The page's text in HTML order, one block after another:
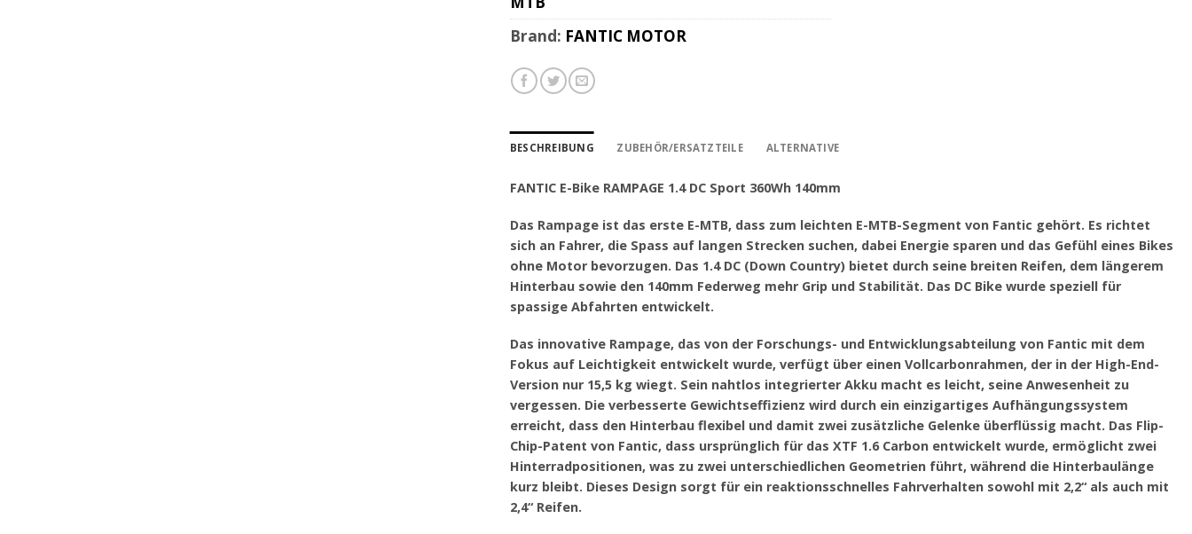
Brand: FANTIC MOTOR
BESCHREIBUNG ZUBEHÖR/ERSATZTEILE ALTERNATIVE
FANTIC E-Bike RAMPAGE 1.4 DC Sport 360Wh 140mm
Das Rampage ist das erste E-MTB, dass zum leichten E-MTB-Segment von Fantic gehört. Es richtet
sich an Fahrer, die Spass auf langen Strecken suchen, dabei Energie sparen und das Gefühl eines Bikes
ohne Motor bevorzugen. Das 1.4 DC (Down Country) bietet durch seine breiten Reifen, dem längerem
Hinterbau sowie den 140mm Federweg mehr Grip und Stabilität. Das DC Bike wurde speziell für
spassige Abfahrten entwickelt.
Das innovative Rampage, das von der Forschungs- und Entwicklungsabteilung von Fantic mit dem
Fokus auf Leichtigkeit entwickelt wurde, verfügt über einen Vollcarbonrahmen, der in der High-End-
Version nur 15,5 kg wiegt. Sein nahtlos integrierter Akku macht es leicht, seine Anwesenheit zu
vergessen. Die verbesserte Gewichtseffizienz wird durch ein einzigartiges Aufhängungssystem
erreicht, dass den Hinterbau flexibel und damit zwei zusätzliche Gelenke überflüssig macht. Das Flip-
Chip-Patent von Fantic, dass ursprünglich für das XTF 1.6 Carbon entwickelt wurde, ermöglicht zwei
Hinterradpositionen, was zu zwei unterschiedlichen Geometrien führt, während die Hinterbaulänge
kurz bleibt. Dieses Design sorgt für ein reaktionsschnelles Fahrverhalten sowohl mit 2,2“ als auch mit
2,4“ Reifen.